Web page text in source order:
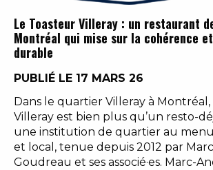
Le Toasteur Villeray : un restaurant
Montréal qui mise sur la cohérence
durable
PUBLIÉ LE 17 MARS 26
Dans le quartier Villeray à
Villeray est bien plus qu’un resto-
une institution de quartier au
et local, tenue depuis 2012 par
Goudreau et ses associé·es. Marc-